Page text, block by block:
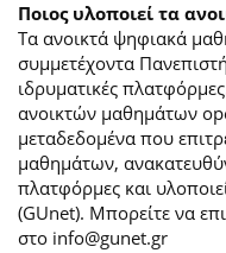
Ποιος υλοποιεί τα
Τα ανοικτά ψηφιακά
συμμετέχοντα
ιδρυματικές
ανοικτών μαθημάτων
μεταδεδομένα που
μαθημάτων,
πλατφόρμες και
(GUnet). Μπορείτε να
στο info@gunet.gr